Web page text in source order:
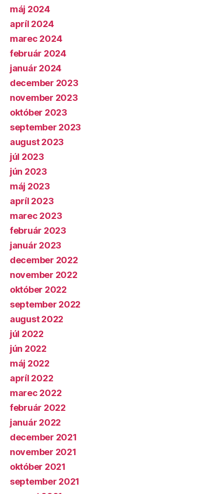
máj 2024
apríl 2024
marec 2024
február 2024
január 2024
december 2023
november 2023
október 2023
september 2023
august 2023
júl 2023
jún 2023
máj 2023
apríl 2023
marec 2023
február 2023
január 2023
december 2022
november 2022
október 2022
september 2022
august 2022
júl 2022
jún 2022
máj 2022
apríl 2022
marec 2022
február 2022
január 2022
december 2021
november 2021
október 2021
september 2021